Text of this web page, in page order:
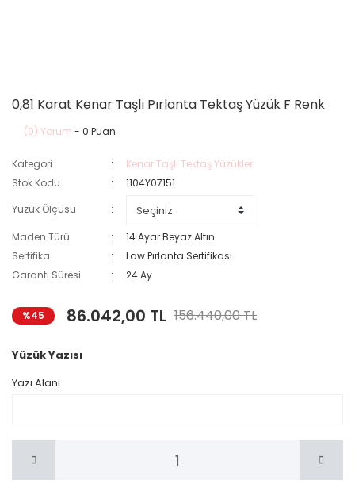
0,81 Karat Kenar Taşlı Pırlanta Tektaş Yüzük F Renk
(0) Yorum - 0 Puan
Kategori
Kenar Taşlı Tektaş Yüzükler
Stok Kodu
1104Y07151
Yüzük Ölçüsü
Maden Türü
14 Ayar Beyaz Altın
Sertifika
Law Pırlanta Sertifikası
Garanti Süresi
24 Ay
%45 86.042,00 TL 156.440,00 TL
Yüzük Yazısı
Yazı Alanı